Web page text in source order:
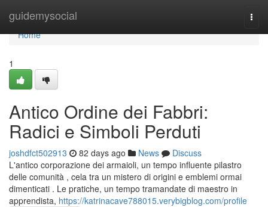
guidemysocial
Home
Home
1
Antico Ordine dei Fabbri:
Radici e Simboli Perduti
joshdfct502913 82 days ago News
Discuss
L'antico corporazione dei armaioli, un tempo influente pilastro
delle comunità , cela tra un mistero di origini e emblemi ormai
dimenticati . Le pratiche, un tempo tramandate di maestro in
apprendista, https://katrinacave788015.verybigblog.com/profile